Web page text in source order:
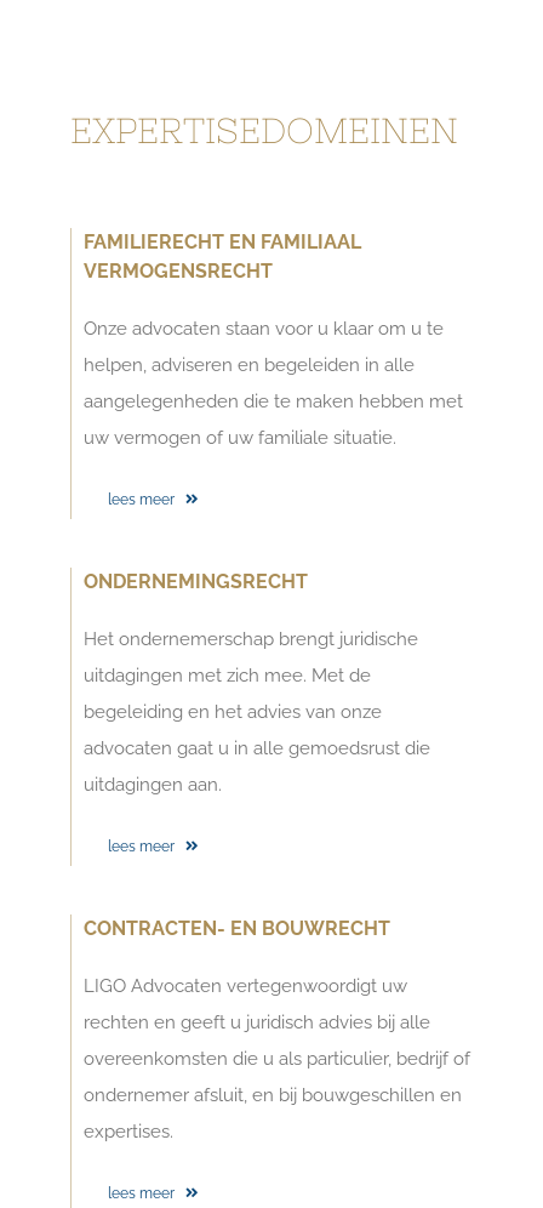
EXPERTISEDOMEINEN
FAMILIERECHT EN FAMILIAAL
VERMOGENSRECHT
Onze advocaten staan voor u klaar om u te
helpen, adviseren en begeleiden in alle
aangelegenheden die te maken hebben met
uw vermogen of uw familiale situatie.
lees meer
ONDERNEMINGSRECHT
Het ondernemerschap brengt juridische
uitdagingen met zich mee. Met de
begeleiding en het advies van onze
advocaten gaat u in alle gemoedsrust die
uitdagingen aan.
lees meer
CONTRACTEN- EN BOUWRECHT
LIGO Advocaten vertegenwoordigt uw
rechten en geeft u juridisch advies bij alle
overeenkomsten die u als particulier, bedrijf of
ondernemer afsluit, en bij bouwgeschillen en
expertises.
lees meer